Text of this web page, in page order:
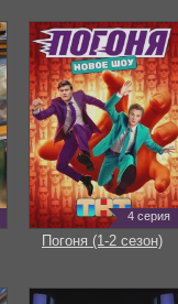
4 серия
Погоня (1-2 сезон)